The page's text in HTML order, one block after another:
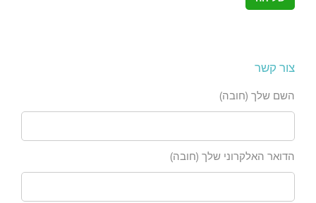
צור קשר
השם שלך (חובה)
הדואר האלקרוני שלך (חובה)